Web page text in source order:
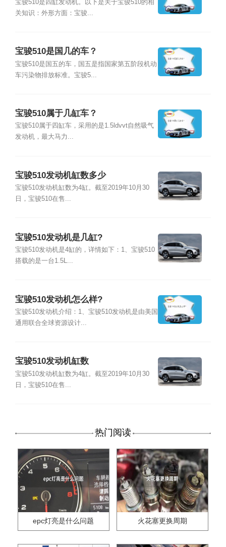
宝骏510是四缸发动机。以下是关于宝骏510的相
关知识：外形方面：宝骏...
宝骏510是国几的车？
宝骏510是国五的车，国五是指国家第五阶段机动
车污染物排放标准。宝骏5...
宝骏510属于几缸车？
宝骏510属于四缸车，采用的是1.5ldvvt自然吸气
发动机，最大马力...
宝骏510发动机缸数多少
宝骏510发动机缸数为4缸。截至2019年10月30
日，宝骏510在售...
宝骏510发动机是几缸?
宝骏510发动机是4缸的，详情如下：1、宝骏510
搭载的是一台1.5L...
宝骏510发动机怎么样?
宝骏510发动机介绍：1、宝骏510发动机是由美国
通用联合全球资源设计...
宝骏510发动机缸数
宝骏510发动机缸数为4缸。截至2019年10月30
日，宝骏510在售...
热门阅读
epc灯亮是什么问题 火花塞更换周期